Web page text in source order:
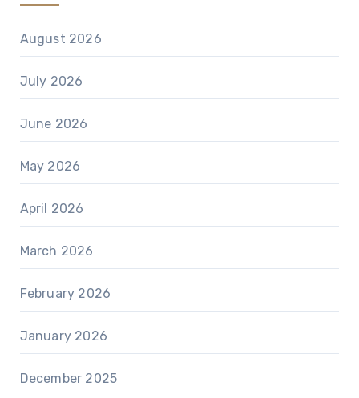
August 2026
July 2026
June 2026
May 2026
April 2026
March 2026
February 2026
January 2026
December 2025